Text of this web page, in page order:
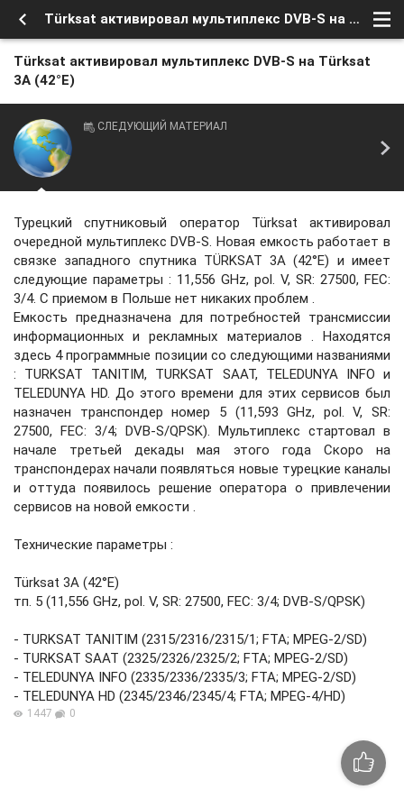
Türksat активировал мультиплекс DVB-S на Türksat 3A (42°E)
Türksat активировал мультиплекс DVB-S на Türksat
3A (42°E)
СЛЕДУЮЩИЙ МАТЕРИАЛ
Турецкий спутниковый оператор Türksat активировал
очередной мультиплекс DVB-S. Новая емкость работает в
связке западного спутника TÜRKSAT 3A (42°E) и имеет
следующие параметры : 11,556 GHz, pol. V, SR: 27500, FEC:
3/4. С приемом в Польше нет никаких проблем .
Емкость предназначена для потребностей трансмиссии
информационных и рекламных материалов . Находятся
здесь 4 программные позиции со следующими названиями
: TURKSAT TANITIM, TURKSAT SAAT, TELEDUNYA INFO и
TELEDUNYA HD. До этого времени для этих сервисов был
назначен транспондер номер 5 (11,593 GHz, pol. V, SR:
27500, FEC: 3/4; DVB-S/QPSK). Mультиплекс стартовал в
начале третьей декады мая этого года Скоро на
транспондерах начали появляться новые турецкие каналы
и оттуда появилось решение оператора о привлечении
сервисов на новой емкости .
Технические параметры :
Türksat 3A (42°E)
тп. 5 (11,556 GHz, pol. V, SR: 27500, FEC: 3/4; DVB-S/QPSK)
- TURKSAT TANITIM (2315/2316/2315/1; FTA; MPEG-2/SD)
- TURKSAT SAAT (2325/2326/2325/2; FTA; MPEG-2/SD)
- TELEDUNYA INFO (2335/2336/2335/3; FTA; MPEG-2/SD)
- TELEDUNYA HD (2345/2346/2345/4; FTA; MPEG-4/HD)
1447 0